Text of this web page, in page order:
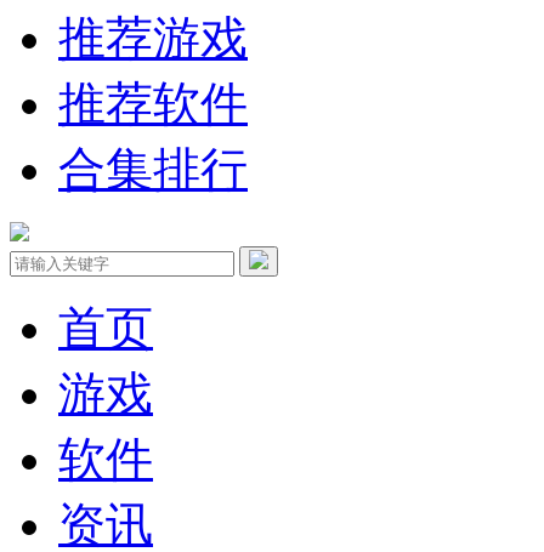
推荐游戏
推荐软件
合集排行
首页
游戏
软件
资讯